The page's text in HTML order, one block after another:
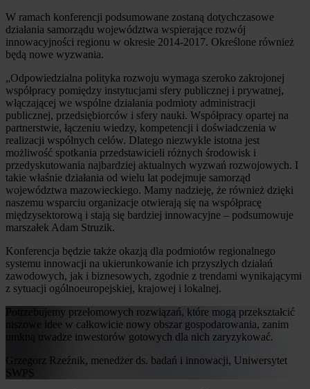
W ramach konferencji podsumowane zostaną dotychczasowe
działania samorządu województwa wspierające rozwój
innowacyjności regionu w okresie 2014-2017. Określone również
będą nowe wyzwania.
„Odpowiedzialna polityka rozwoju wymaga szeroko zakrojonej
współpracy pomiędzy instytucjami sfery publicznej i prywatnej,
włączającej we wspólne działania podmioty administracji
publicznej, przedsiębiorców i sfery nauki. Współpracy opartej na
partnerstwie, łączeniu wiedzy, kompetencji i doświadczenia w
realizacji wspólnych celów. Dlatego niezwykle istotna jest
możliwość spotkania przedstawicieli różnych środowisk i
przedyskutowania najbardziej aktualnych wyzwań rozwojowych. I
takie właśnie działania od wielu lat podejmuje samorząd
województwa mazowieckiego. Mamy nadzieję, że również dzięki
naszemu wsparciu organizacje otwierają się na współpracę
międzysektorową i stają się bardziej innowacyjne – podsumowuje
marszałek Adam Struzik.
Konferencja będzie także okazją dla podmiotów regionalnego
systemu innowacji na ukierunkowanie ich przyszłych działań
zawodowych, jak i biznesowych, zgodnie z trendami wynikającymi
z sytuacji ogólnoeuropejskiej, krajowej i lokalnej.
Potrzebujemy przełomowych rozwiązań, które mogą przekształcić
niszowe idee w całkowicie nowy obszar gospodarowania, zanim
umkną uwadze inwestorów gotowych dla nich zaryzykować.
Grzegorz Rzeźnik, menedżer ds. badań i innowacji, Uniwersytet
SWPS